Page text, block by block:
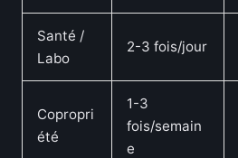
Santé /
Labo
2-3 fois/jour
Copropri
été
1-3
fois/semain
e